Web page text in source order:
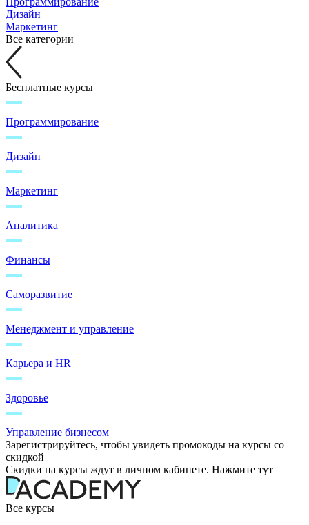
Дизайн
Маркетинг
Все категории
Бесплатные курсы
Программирование
Дизайн
Маркетинг
Аналитика
Финансы
Саморазвитие
Менеджмент и управление
Карьера и HR
Здоровье
Управление бизнесом
Зарегистрируйтесь, чтобы увидеть промокоды на курсы со
скидкой
Скидки на курсы ждут в личном кабинете. Нажмите тут
Все курсы